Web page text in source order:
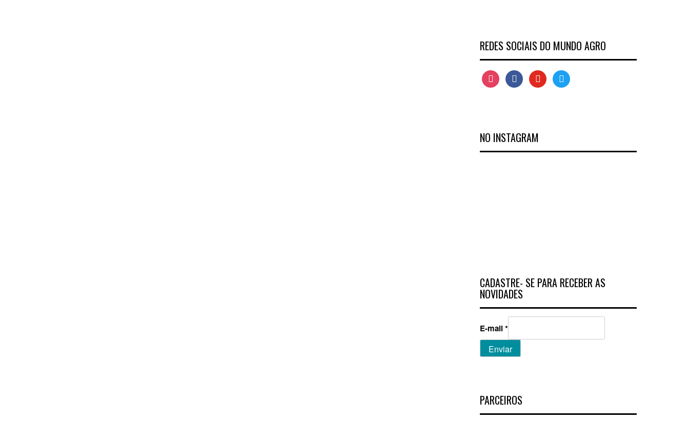
REDES SOCIAIS DO MUNDO AGRO
instagramfacebookyoutubetwitter
NO INSTAGRAM
CADASTRE- SE PARA RECEBER AS
NOVIDADES
E-mail*
Enviar
PARCEIROS